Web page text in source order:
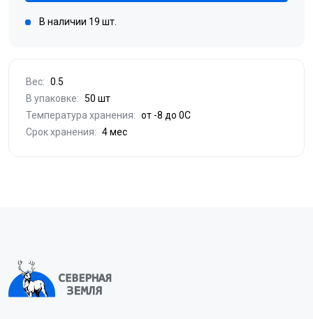
В наличии 19 шт.
Вес: 0.5
В упаковке: 50 шт
Температура хранения: от -8 до 0С
Срок хранения: 4 мес